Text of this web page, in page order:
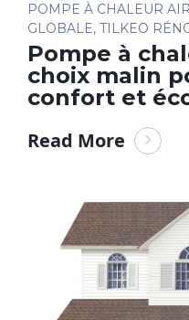
POMPE À CHALEUR
GLOBALE, TILKEO
Pompe à
choix malin
confort et
Read More